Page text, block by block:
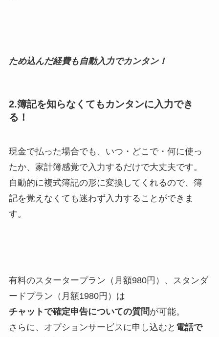
ため込んだ経費も自動入力でカンタン！
2.簿記を知らなくてもカンタンに入力でき
る！
現金で払った場合でも、いつ・どこで・何に使っ
たか、家計簿感覚で入力するだけで大丈夫です。
自動的に複式簿記の形に変換してくれるので、簿
記を覚えなくても迷わず入力することができま
す。
有料のスタータープラン（月額980円）、スタンダ
ードプラン（月額1980円）は
チャットで確定申告についての質問が可能。
さらに、オプションサービスに申し込むと 電話で